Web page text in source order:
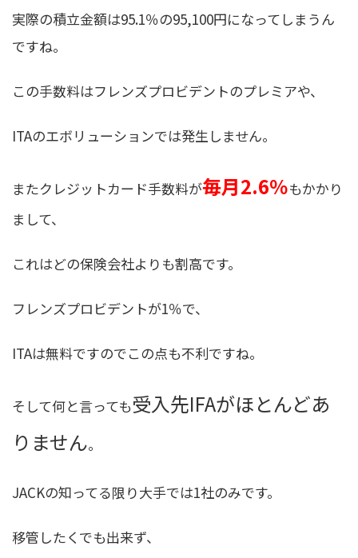
実際の積立金額は95.1％の95,100円になってしまうん
ですね。
この手数料はフレンズプロビデントのプレミアや、
ITAのエボリューションでは発生しません。
またクレジットカード手数料が毎月2.6％もかかり
まして、
これはどの保険会社よりも割高です。
フレンズプロビデントが1％で、
ITAは無料ですのでこの点も不利ですね。
そして何と言っても受入先IFAがほとんどあ
りません。
JACKの知ってる限り大手では1社のみです。
移管したくでも出来ず、